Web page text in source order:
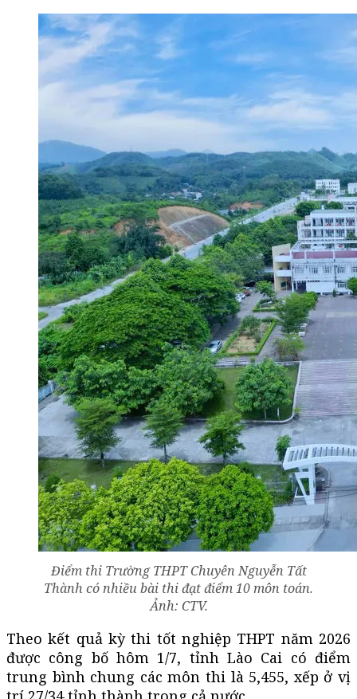
Điểm thi Trường THPT Chuyên Nguyễn Tất
Thành có nhiều bài thi đạt điểm 10 môn toán.
Ảnh: CTV.
Theo kết quả kỳ thi tốt nghiệp THPT năm 2026
được công bố hôm 1/7, tỉnh Lào Cai có điểm
trung bình chung các môn thi là 5,455, xếp ở vị